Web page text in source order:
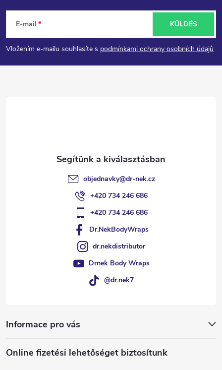
L
á
b
E-mail
Vložením e-mailu souhlasíte s podmínkami ochrany osobních údajů
KÜLDÉS
objednavky@dr-nek.cz
+420 734 246 686
+420 734 246 686
Dr.NekBodyWraps
dr.nekdistributor
Drnek Body Wraps
@dr.nek7
Informace pro vás
Online fizetési lehetőséget biztosítunk